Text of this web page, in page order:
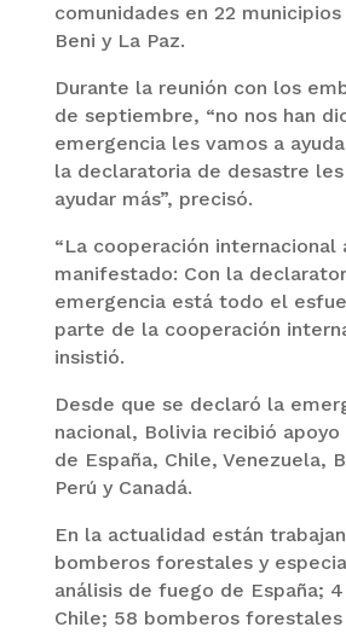
comunidades en 22
Beni y La Paz.
Durante la reunión con los
de septiembre, “no nos han
emergencia les vamos a
la declaratoria de desastre
ayudar más”, precisó.
“La cooperación internacional
manifestado: Con la
emergencia está todo el
parte de la cooperación
insistió.
Desde que se declaró la
nacional, Bolivia recibió
de España, Chile, Venezuela,
Perú y Canadá.
En la actualidad están
bomberos forestales y
análisis de fuego de España;
Chile; 58 bomberos forestales